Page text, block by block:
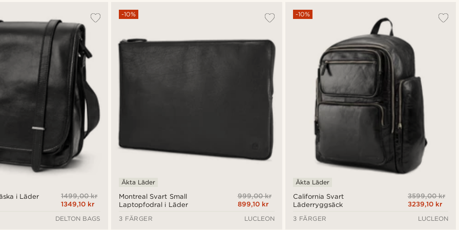
i Läder
1499,00 kr
1349,10 kr
DELTON BAGS
Montreal Svart Small
Laptopfodral i Läder
-10%
Äkta Läder
999,00 kr
899,10 kr
3 FÄRGER
LUCLEON
California Svart
Läderryggsäck
-10%
Äkta Läder
3599,00 kr
3239,10 kr
3 FÄRGER
LUCLEON